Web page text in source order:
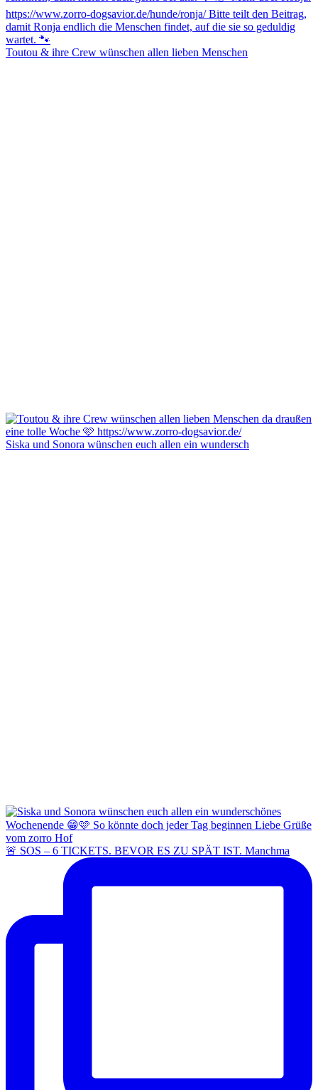
Toutou & ihre Crew wünschen allen lieben Menschen
Siska und Sonora wünschen euch allen ein wundersch
🚨 SOS – 6 TICKETS. BEVOR ES ZU SPÄT IST. Manchma